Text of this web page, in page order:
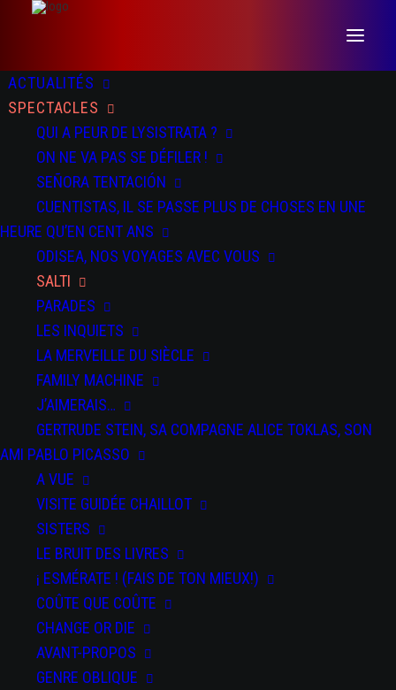
ACTUALITÉS
SPECTACLES
QUI A PEUR DE LYSISTRATA ?
ON NE VA PAS SE DÉFILER !
SEÑORA TENTACIÓN
CUENTISTAS, IL SE PASSE PLUS DE CHOSES EN UNE
HEURE QU’EN CENT ANS
ODISEA, NOS VOYAGES AVEC VOUS
SALTI
PARADES
LES INQUIETS
LA MERVEILLE DU SIÈCLE
FAMILY MACHINE
J’AIMERAIS…
GERTRUDE STEIN, SA COMPAGNE ALICE TOKLAS, SON
AMI PABLO PICASSO
A VUE
VISITE GUIDÉE CHAILLOT
SISTERS
LE BRUIT DES LIVRES
¡ ESMÉRATE ! (FAIS DE TON MIEUX!)
COÛTE QUE COÛTE
CHANGE OR DIE
AVANT-PROPOS
GENRE OBLIQUE
DATES DOSSIER PRESSE TEASER
DU 13 AU 14 NOV 2025
Rencontres Chorégraphiques Internationales de Seine Saint-
Denis à Bondy et Pantin
DU 19 AU 22 NOV 2025
La Machinerie - Vénissieux
DU 07 JAN 2026AU 09 FÉV 2026
La Filature, Scène Nationale - Mulhouse
Festival Kidanse - L'Échangeur CDCN de Château-Thierry
DU 02 AU 03 AVR 2026
DU 09 AU 11 AVR 2026
Auditorium Jean-Pierre Miquel - Ville de Vincennes
DU 12 AU 13 AVR 2026
Centre des Bords de Marne - Le Perreux-sur-Marne